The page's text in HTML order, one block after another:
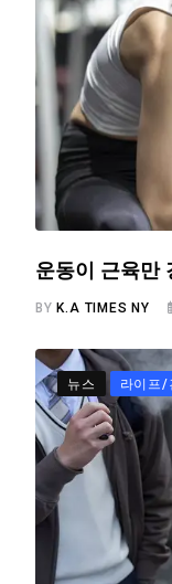
운동이 근육만
BY K.A TIMES NY
뉴스 라이프/